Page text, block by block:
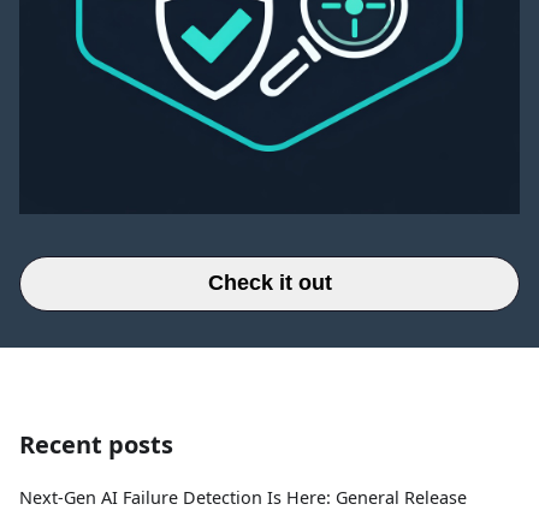
Check it out
Recent posts
Next-Gen AI Failure Detection Is Here: General Release